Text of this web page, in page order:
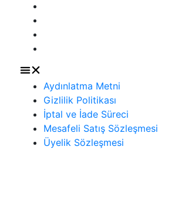
Aydınlatma Metni
Gizlilik Politikası
İptal ve İade Süreci
Mesafeli Satış Sözleşmesi
Üyelik Sözleşmesi